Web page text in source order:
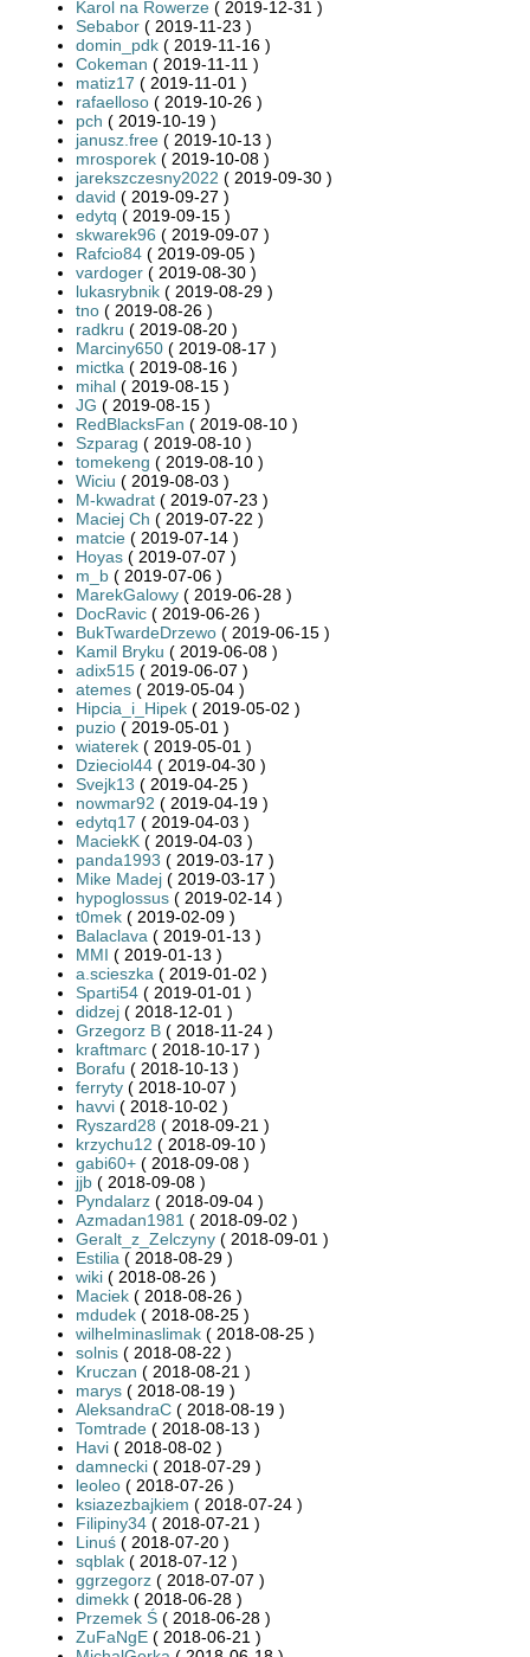
Karol na Rowerze ( 2019-12-31 )
Sebabor ( 2019-11-23 )
domin_pdk ( 2019-11-16 )
Cokeman ( 2019-11-11 )
matiz17 ( 2019-11-01 )
rafaelloso ( 2019-10-26 )
pch ( 2019-10-19 )
janusz.free ( 2019-10-13 )
mrosporek ( 2019-10-08 )
jarekszczesny2022 ( 2019-09-30 )
david ( 2019-09-27 )
edytq ( 2019-09-15 )
skwarek96 ( 2019-09-07 )
Rafcio84 ( 2019-09-05 )
vardoger ( 2019-08-30 )
lukasrybnik ( 2019-08-29 )
tno ( 2019-08-26 )
radkru ( 2019-08-20 )
Marciny650 ( 2019-08-17 )
mictka ( 2019-08-16 )
mihal ( 2019-08-15 )
JG ( 2019-08-15 )
RedBlacksFan ( 2019-08-10 )
Szparag ( 2019-08-10 )
tomekeng ( 2019-08-10 )
Wiciu ( 2019-08-03 )
M-kwadrat ( 2019-07-23 )
Maciej Ch ( 2019-07-22 )
matcie ( 2019-07-14 )
Hoyas ( 2019-07-07 )
m_b ( 2019-07-06 )
MarekGalowy ( 2019-06-28 )
DocRavic ( 2019-06-26 )
BukTwardeDrzewo ( 2019-06-15 )
Kamil Bryku ( 2019-06-08 )
adix515 ( 2019-06-07 )
atemes ( 2019-05-04 )
Hipcia_i_Hipek ( 2019-05-02 )
puzio ( 2019-05-01 )
wiaterek ( 2019-05-01 )
Dzieciol44 ( 2019-04-30 )
Svejk13 ( 2019-04-25 )
nowmar92 ( 2019-04-19 )
edytq17 ( 2019-04-03 )
MaciekK ( 2019-04-03 )
panda1993 ( 2019-03-17 )
Mike Madej ( 2019-03-17 )
hypoglossus ( 2019-02-14 )
t0mek ( 2019-02-09 )
Balaclava ( 2019-01-13 )
MMI ( 2019-01-13 )
a.scieszka ( 2019-01-02 )
Sparti54 ( 2019-01-01 )
didzej ( 2018-12-01 )
Grzegorz B ( 2018-11-24 )
kraftmarc ( 2018-10-17 )
Borafu ( 2018-10-13 )
ferryty ( 2018-10-07 )
havvi ( 2018-10-02 )
Ryszard28 ( 2018-09-21 )
krzychu12 ( 2018-09-10 )
gabi60+ ( 2018-09-08 )
jjb ( 2018-09-08 )
Pyndalarz ( 2018-09-04 )
Azmadan1981 ( 2018-09-02 )
Geralt_z_Zelczyny ( 2018-09-01 )
Estilia ( 2018-08-29 )
wiki ( 2018-08-26 )
Maciek ( 2018-08-26 )
mdudek ( 2018-08-25 )
wilhelminaslimak ( 2018-08-25 )
solnis ( 2018-08-22 )
Kruczan ( 2018-08-21 )
marys ( 2018-08-19 )
AleksandraC ( 2018-08-19 )
Tomtrade ( 2018-08-13 )
Havi ( 2018-08-02 )
damnecki ( 2018-07-29 )
leoleo ( 2018-07-26 )
ksiazezbajkiem ( 2018-07-24 )
Filipiny34 ( 2018-07-21 )
Linuś ( 2018-07-20 )
sqblak ( 2018-07-12 )
ggrzegorz ( 2018-07-07 )
dimekk ( 2018-06-28 )
Przemek Ś ( 2018-06-28 )
ZuFaNgE ( 2018-06-21 )